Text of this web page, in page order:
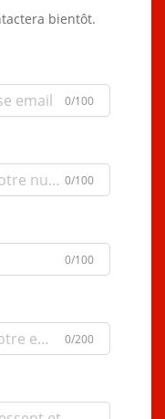
bientôt.
0/100
0/100
0/100
0/200